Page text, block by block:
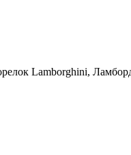
Lamborghini,